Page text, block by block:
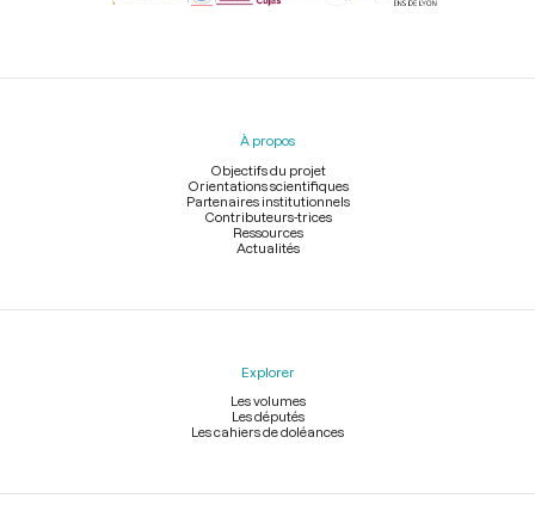
Menu
À propos
Objectifs du projet
Orientations scientifiques
Partenaires institutionnels
Contributeurs-trices
Ressources
Actualités
Explorer
Les volumes
Les députés
Les cahiers de doléances